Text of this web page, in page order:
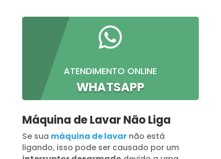

ATENDIMENTO ONLINE
WHATSAPP
Máquina de Lavar Não Liga
Se sua máquina de lavarnão está
ligando, isso pode ser causado por um